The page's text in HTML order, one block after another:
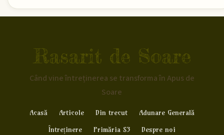
Rasarit de Soare
Când vine întreținerea se transforma în Apus de
Soare
Acasă Articole Din trecut
Adunare Generală
Întreținere
Primăria S3 Despre noi